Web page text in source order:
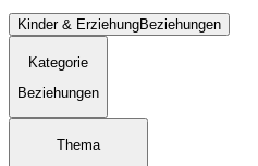
Kinder & ErziehungBeziehungen
Kategorie
Beziehungen
Thema